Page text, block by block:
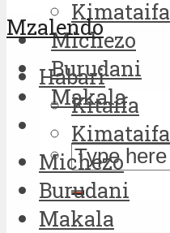
Kimataifa
Michezo
Burudani
Makala
Mzalendo
Habari
Kitaifa
Kimataifa
Michezo
Burudani
Makala